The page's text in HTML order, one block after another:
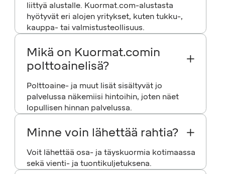
liittyä alustalle. Kuormat.com-alustasta
hyötyvät eri alojen yritykset, kuten tukku-,
kauppa- tai valmistusteollisuus.
Mikä on Kuormat.comin
polttoainelisä?
Polttoaine- ja muut lisät sisältyvät jo
palvelussa näkemiisi hintoihin, joten näet
lopullisen hinnan palvelussa.
Minne voin lähettää rahtia?
Voit lähettää osa- ja täyskuormia kotimaassa
sekä vienti- ja tuontikuljetuksena.